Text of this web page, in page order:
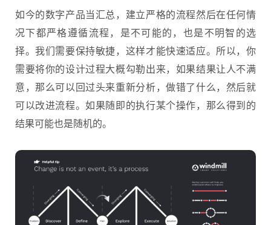
如今的数字产品当汇总，建立严格的流程然后在任何情
况下都严格遵循流程，是不可能的，也是不明智的选
择。我们需要保持敏捷，这样才能快速适应。所以，你
需要将你的设计过程大概勾勒出来，如果结果让人不满
意，那么可以回过头来重新分析，做错了什么，然后就
可以改进流程。如果随即的执行某个操作，那么得到的
结果可能也是随机的。